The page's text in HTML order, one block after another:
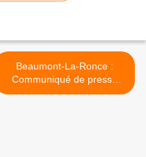
Beaumont-La-Ronce :
Communiqué de presse
"Public en herbe" >